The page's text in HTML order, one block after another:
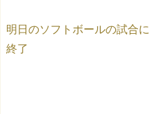
明日のソフトボールの試合に
終了